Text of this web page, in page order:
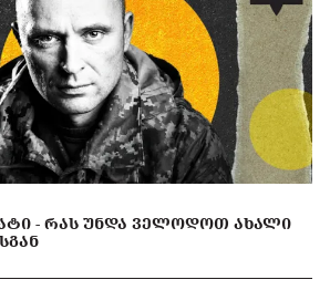
- ᲠᲐᲡ ᲣᲜᲓᲐ ᲕᲔᲚᲝᲓᲝᲗ ᲐᲮᲐᲚᲘ